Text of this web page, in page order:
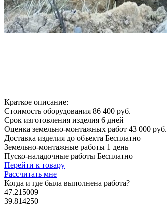
Краткое описание:
Стоимость оборудования 86 400 руб.
Срок изготовления изделия 6 дней
Оценка земельно-монтажных работ 43 000 руб.
Доставка изделия до объекта Бесплатно
Земельно-монтажные работы 1 день
Пуско-наладочные работы Бесплатно
Перейти к товару
Рассчитать мне
Когда и где была выполнена работа?
47.215009
39.814250